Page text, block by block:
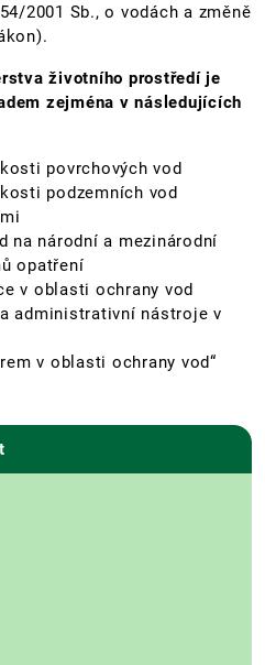
2001 Sb., o vodách a změně
životního prostředí je
zejména v následujících
povrchových vod
podzemních vod
na národní a mezinárodní
opatření
v oblasti ochrany vod
administrativní nástroje v
v oblasti ochrany vod“